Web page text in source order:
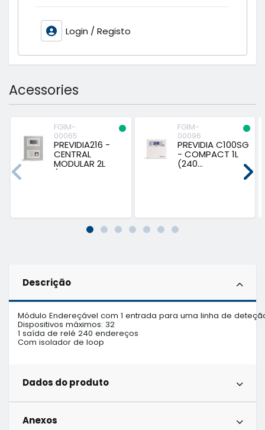
Login / Registo
Acessories
FGIM-
00065
PREVIDIA216 -
CENTRAL
MODULAR 2L
(EXP...
FGIM-
00096
PREVIDIA C100SG
- COMPACT 1L
(240...
Descrição
Módulo Endereçável com 1 entrada para uma linha de
Dispositivos máximos: 32
1 saída de relé 240 endereços
Com isolador de loop
Dados do produto
Anexos